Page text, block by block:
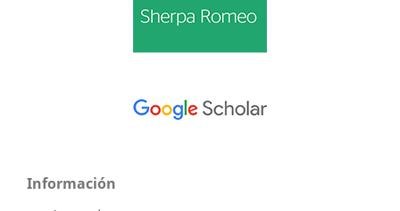
Información